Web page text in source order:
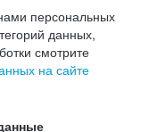
персональных
данных,
смотрите
на сайте